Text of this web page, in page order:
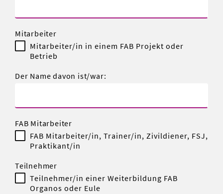
Mitarbeiter
Mitarbeiter/in in einem FAB Projekt oder
Betrieb
Der Name davon ist/war:
FAB Mitarbeiter
FAB Mitarbeiter/in, Trainer/in, Zivildiener, FSJ,
Praktikant/in
Teilnehmer
Teilnehmer/in einer Weiterbildung FAB
Organos oder Eule